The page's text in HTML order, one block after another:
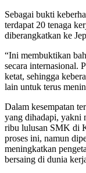
Sebagai bukti
terdapat 20 tenaga
diberangkatkan ke
“Ini membuktikan
secara internasional.
ketat, sehingga
lain untuk terus
Dalam kesempatan
yang dihadapi, yakni
ribu lulusan SMK di
proses ini, namun
meningkatkan
bersaing di dunia